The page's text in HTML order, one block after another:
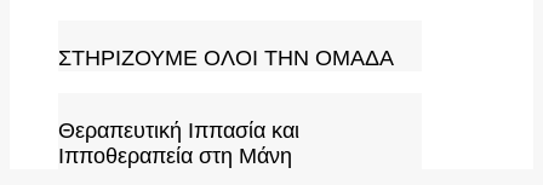
ΣΤΗΡΙΖΟΥΜΕ ΟΛΟΙ ΤΗΝ ΟΜΑΔΑ
Θεραπευτική Ιππασία και
Ιπποθεραπεία στη Μάνη